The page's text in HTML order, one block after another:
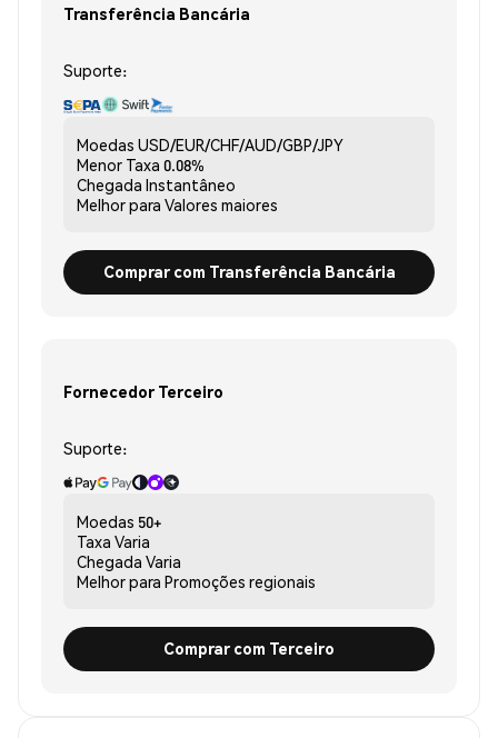
Transferência Bancária
Suporte:
Moedas USD/EUR/CHF/AUD/GBP/JPY
Menor Taxa 0.08%
Chegada Instantâneo
Melhor para Valores maiores
Comprar com Transferência Bancária
Fornecedor Terceiro
Suporte:
Moedas 50+
Taxa Varia
Chegada Varia
Melhor para Promoções regionais
Comprar com Terceiro